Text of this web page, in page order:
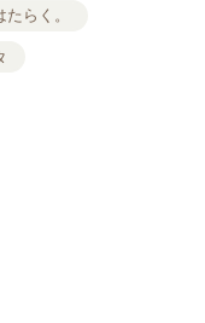
らく。